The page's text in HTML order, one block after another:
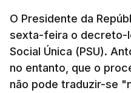
O Presidente da
sexta-feira o decreto-
Social Única (PSU).
no entanto, que o
não pode traduzir-se